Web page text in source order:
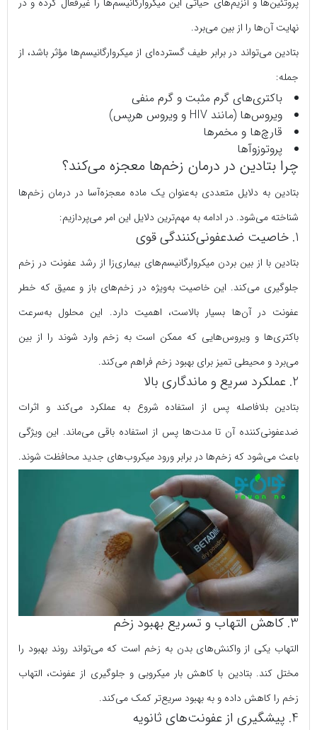
نهایت آن‌ها را از بین می‌برد.
بتادین می‌تواند در برابر طیف گسترده‌ای از میکروارگانیسم‌ها مؤثر باشد، از
جمله:
باکتری‌های گرم مثبت و گرم منفی
ویروس‌ها (مانند HIV و ویروس هرپس)
قارچ‌ها و مخمرها
پروتوزوآها
چرا بتادین در درمان زخم‌ها معجزه می‌کند؟
بتادین به دلایل متعددی به‌عنوان یک ماده معجزه‌آسا در درمان زخم‌ها
شناخته می‌شود. در ادامه به مهم‌ترین دلایل این امر می‌پردازیم:
1. خاصیت ضدعفونی‌کنندگی قوی
بتادین با از بین بردن میکروارگانیسم‌های بیماری‌زا از رشد عفونت در زخم
جلوگیری می‌کند. این خاصیت به‌ویژه در زخم‌های باز و عمیق که خطر
عفونت در آن‌ها بسیار بالاست، اهمیت دارد. این محلول به‌سرعت
باکتری‌ها و ویروس‌هایی که ممکن است به زخم وارد شوند را از بین
می‌برد و محیطی تمیز برای بهبود زخم فراهم می‌کند.
2. عملکرد سریع و ماندگاری بالا
بتادین بلافاصله پس از استفاده شروع به عملکرد می‌کند و اثرات
ضدعفونی‌کننده آن تا مدت‌ها پس از استفاده باقی می‌ماند. این ویژگی
باعث می‌شود که زخم‌ها در برابر ورود میکروب‌های جدید محافظت شوند.
3. کاهش التهاب و تسریع بهبود زخم
التهاب یکی از واکنش‌های بدن به زخم است که می‌تواند روند بهبود را
مختل کند. بتادین با کاهش بار میکروبی و جلوگیری از عفونت، التهاب
زخم را کاهش داده و به بهبود سریع‌تر کمک می‌کند.
4. پیشگیری از عفونت‌های ثانویه